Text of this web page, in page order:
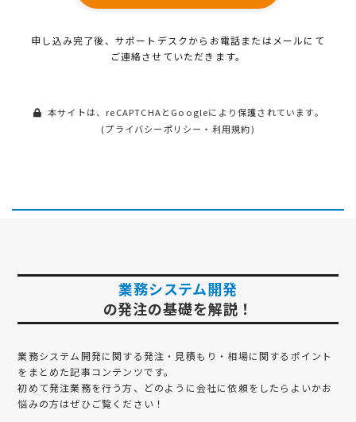
申し込み完了後、サポートデスクから お電話またはメールにて
ご連絡させていただきます。
本サイトは、reCAPTCHAとGoogleにより保護されています。
(プライバシーポリシー ・ 利用規約)
業務システム開発
の発注の基礎を解説！
業務システム開発に関する発注・見積もり・相場に関するポイント
をまとめた記事コンテンツです。
初めて発注業務を行う方、どのように会社に依頼をしたらよいかお
悩みの方はぜひご覧ください！